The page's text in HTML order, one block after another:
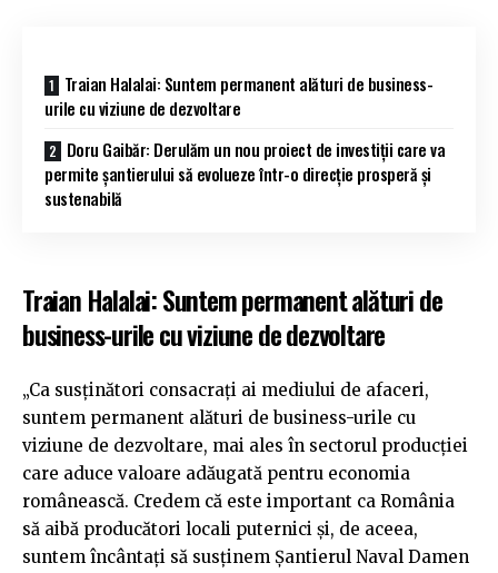
Traian Halalai: Suntem permanent alături de business-
urile cu viziune de dezvoltare
Doru Gaibăr: Derulăm un nou proiect de investiții care va
permite șantierului să evolueze într-o direcţie prosperă şi
sustenabilă
Traian Halalai: Suntem permanent alături de
business-urile cu viziune de dezvoltare
„Ca susținători consacrați ai mediului de afaceri,
suntem permanent alături de business-urile cu
viziune de dezvoltare, mai ales în sectorul producției
care aduce valoare adăugată pentru economia
românească. Credem că este important ca România
să aibă producători locali puternici și, de aceea,
suntem încântați să susținem Șantierul Naval Damen